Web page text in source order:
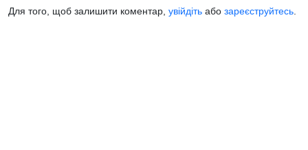
Для того, щоб залишити коментар, увійдіть або зареєструйтесь